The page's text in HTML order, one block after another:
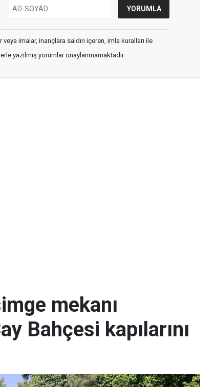
imalar, inançlara saldırı içeren, imla kuralları ile
yazılmış yorumlar onaylanmamaktadır.
mekanı
Bahçesi kapılarını